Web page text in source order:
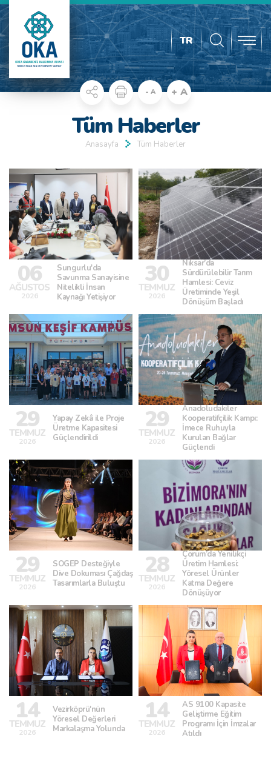
TR
- A + A
Tüm Haberler
Anasayfa Tüm Haberler
06
AĞUSTOS
2026
Sungurlu'da
Savunma Sanayisine
Nitelikli İnsan
Kaynağı Yetişiyor
30
TEMMUZ
2026
Niksar’da
Sürdürülebilir Tarım
Hamlesi: Ceviz
Üretiminde Yeşil
Dönüşüm Başladı
29
TEMMUZ
2026
Yapay Zekâ ile Proje
Üretme Kapasitesi
Güçlendirildi
29
TEMMUZ
2026
Anadoludakiler
Kooperatifçilik Kampı:
İmece Ruhuyla
Kurulan Bağlar
Güçlendi
29
TEMMUZ
2026
SOGEP Desteğiyle
Dive Dokuması Çağdaş
Tasarımlarla Buluştu
28
TEMMUZ
2026
Çorum’da Yenilikçi
Üretim Hamlesi:
Yöresel Ürünler
Katma Değere
Dönüşüyor
14
TEMMUZ
2026
Vezirköprü'nün
Yöresel Değerleri
Markalaşma Yolunda
14
TEMMUZ
2026
AS 9100 Kapasite
Geliştirme Eğitim
Programı İçin İmzalar
Atıldı